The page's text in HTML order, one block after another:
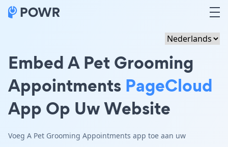
Embed A Pet Grooming
Appointments PageCloud
App Op Uw Website
Voeg A Pet Grooming Appointments app toe aan uw